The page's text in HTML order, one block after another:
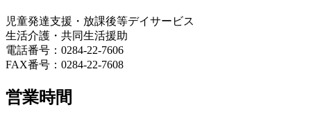
児童発達支援・放課後等デイサービス
生活介護・共同生活援助
電話番号：0284-22-7606
FAX番号：0284-22-7608
営業時間